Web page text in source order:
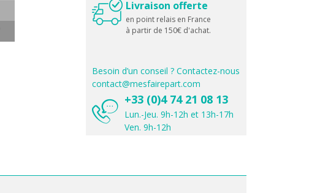
Livraison offerte
en point relais en France
à partir de 150€ d'achat.
Besoin d’un conseil ? Contactez-nous
contact@mesfairepart.com
+33 (0)4 74 21 08 13
Lun.-Jeu. 9h-12h et 13h-17h
Ven. 9h-12h